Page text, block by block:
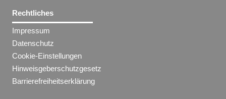
Rechtliches
Impressum
Datenschutz
Cookie-Einstellungen
Hinweisgeberschutzgesetz
Barrierefreiheitserklärung